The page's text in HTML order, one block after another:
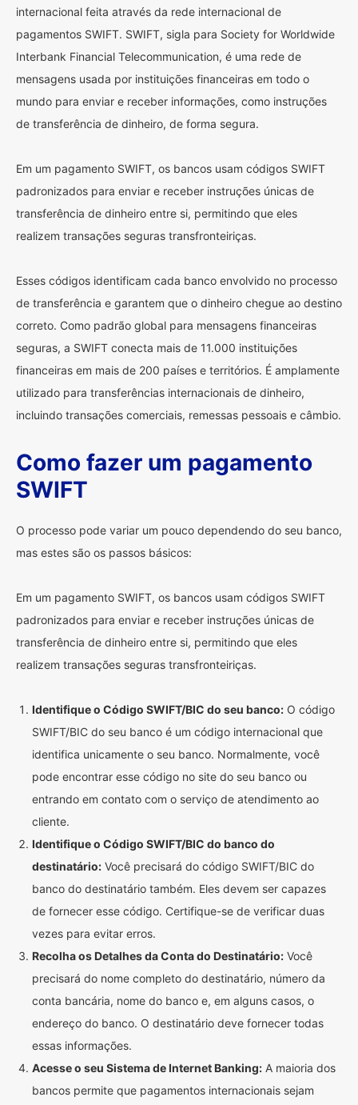
internacional feita através da rede internacional de
pagamentos SWIFT. SWIFT, sigla para Society for Worldwide
Interbank Financial Telecommunication, é uma rede de
mensagens usada por instituições financeiras em todo o
mundo para enviar e receber informações, como instruções
de transferência de dinheiro, de forma segura.
Em um pagamento SWIFT, os bancos usam códigos SWIFT
padronizados para enviar e receber instruções únicas de
transferência de dinheiro entre si, permitindo que eles
realizem transações seguras transfronteiriças.
Esses códigos identificam cada banco envolvido no processo
de transferência e garantem que o dinheiro chegue ao destino
correto. Como padrão global para mensagens financeiras
seguras, a SWIFT conecta mais de 11.000 instituições
financeiras em mais de 200 países e territórios. É amplamente
utilizado para transferências internacionais de dinheiro,
incluindo transações comerciais, remessas pessoais e câmbio.
Como fazer um pagamento
SWIFT
O processo pode variar um pouco dependendo do seu banco,
mas estes são os passos básicos:
Em um pagamento SWIFT, os bancos usam códigos SWIFT
padronizados para enviar e receber instruções únicas de
transferência de dinheiro entre si, permitindo que eles
realizem transações seguras transfronteiriças.
Identifique o Código SWIFT/BIC do seu banco: O código
SWIFT/BIC do seu banco é um código internacional que
identifica unicamente o seu banco. Normalmente, você
pode encontrar esse código no site do seu banco ou
entrando em contato com o serviço de atendimento ao
cliente.
Identifique o Código SWIFT/BIC do banco do
destinatário: Você precisará do código SWIFT/BIC do
banco do destinatário também. Eles devem ser capazes
de fornecer esse código. Certifique-se de verificar duas
vezes para evitar erros.
Recolha os Detalhes da Conta do Destinatário: Você
precisará do nome completo do destinatário, número da
conta bancária, nome do banco e, em alguns casos, o
endereço do banco. O destinatário deve fornecer todas
essas informações.
Acesse o seu Sistema de Internet Banking: A maioria dos
bancos permite que pagamentos internacionais sejam